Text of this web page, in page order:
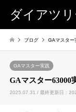
ダイアツ
ブログ GAマスター
GAマスター実践
GAマスター63000
2025.07.31 / 最終更新日：